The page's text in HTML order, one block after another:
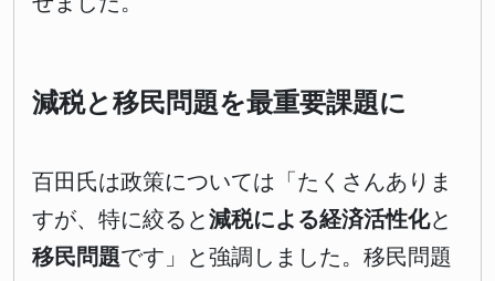
減税と移民問題を最重要課題に
百田氏は政策については「たくさんありま
すが、特に絞ると減税による経済活性化と
移民問題です」と強調しました。移民問題